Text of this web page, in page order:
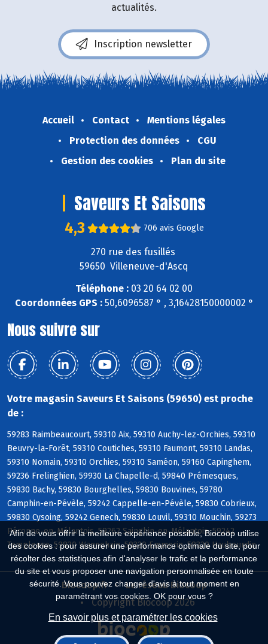
Afin de vous offrir la meilleure expérience possible, Biocoop utilise
des cookies : pour assurer une performance optimale du site, pour
récolter des statistiques afin d'analyser le trafic et la performance
du site et vous proposer une navigation personnalisée en toute
sécurité. Vous pouvez changer d'avis à tout moment en
paramétrant vos cookies. OK pour vous ?
En savoir plus et paramétrer les cookies
actualités.
Inscription newsletter
Accueil Contact
Mentions légales
Protection des données
CGU
Gestion des cookies
Plan du site
Saveurs Et Saisons
4,3 706 avis Google
270 rue des fusillés
59650 Villeneuve-d'Ascq
Téléphone : 03 20 64 02 00
Coordonnées GPS :50,6096587 ° , 3,16428150000002 °
Nous suivre sur
Votre magasin Saveurs Et Saisons (59650) est proche
de :
59283 Raimbeaucourt, 59310 Aix, 59310 Auchy-lez-Orchies, 59310
Beuvry-la-Forêt, 59310 Coutiches, 59310 Faumont, 59310 Landas,
59310 Nomain, 59310 Orchies, 59310 Saméon, 59160 Capinghem,
59236 Frelinghien, 59930 La Chapelle-d, 59840 Prémesques,
59830 Bachy, 59830 Bourghelles, 59830 Bouvines, 59780
Camphin-en-Pévèle, 59242 Cappelle-en-Pévèle, 59830 Cobrieux,
59830 Cysoing, 59242 Genech, 59830 Louvil, 59310 Mouchin, 59273
Péronne-en-Mélantois, 59262 Sainghin-en-Mélantois, 59242
Templeuve, 59830 Wannehain, 59320 Emmerin, 59320 Haubourdin
Biocoop.fr
Le réseau Biocoop
Copyright Biocoop 2026